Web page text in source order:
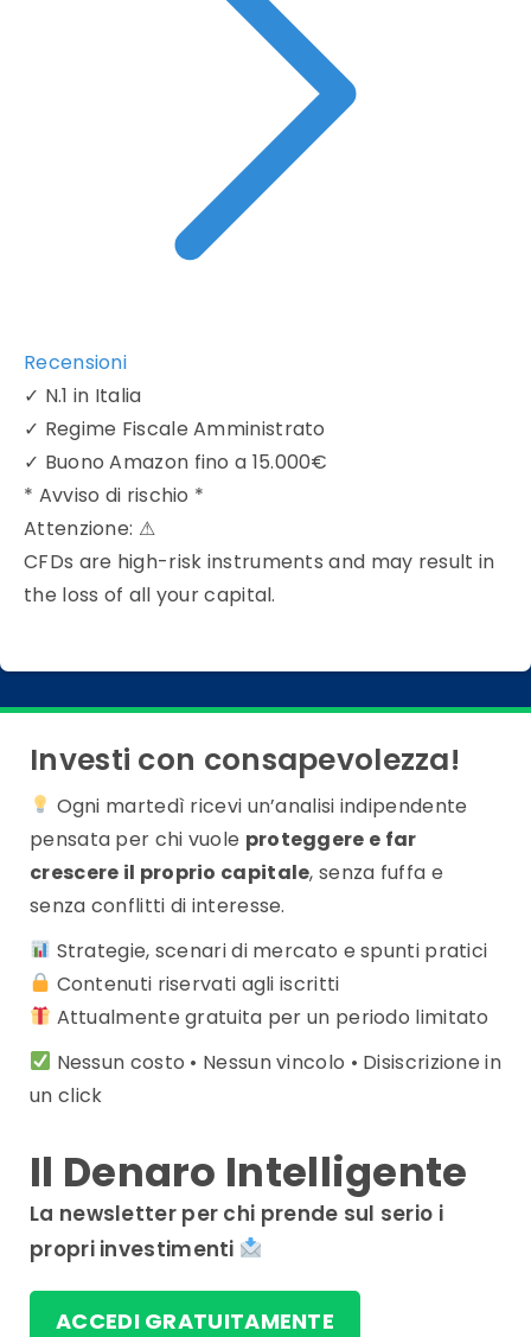
Recensioni
✓ N.1 in Italia
✓ Regime Fiscale Amministrato
✓ Buono Amazon fino a 15.000€
* Avviso di rischio *
Attenzione: ⚠
CFDs are high-risk instruments and may result in
the loss of all your capital.
Investi con consapevolezza!
Ogni martedì ricevi un’analisi indipendente
pensata per chi vuole proteggere e far
crescere il proprio capitale, senza fuffa e
senza conflitti di interesse.
Strategie, scenari di mercato e spunti pratici
Contenuti riservati agli iscritti
Attualmente gratuita per un periodo limitato
Nessun costo • Nessun vincolo • Disiscrizione in
un click
Il Denaro Intelligente
La newsletter per chi prende sul serio i
propri investimenti
ACCEDI GRATUITAMENTE